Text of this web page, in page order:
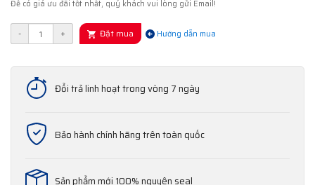
Để có giá ưu đãi tốt nhất, quý khách vui lòng gửi Email!
- + Đặt mua Hướng dẫn mua
Đổi trả linh hoạt trong vòng 7 ngày
Bảo hành chính hãng trên toàn quốc
Sản phẩm mới 100% nguyên seal